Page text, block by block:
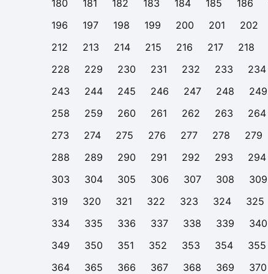
180 181 182 183 184 185 186
196
197 198 199 200 201 202
212
213 214 215 216 217 218
228
229 230 231 232 233 234
243
244 245 246 247 248 249
258
259 260 261 262 263 264
273
274 275 276 277 278 279
288
289 290 291 292 293 294
303
304 305 306 307 308 309
319
320 321 322 323 324 325
334
335 336 337 338 339 340
349
350 351 352 353 354 355
364
365 366 367 368 369 370